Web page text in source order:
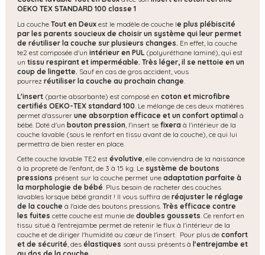
OEKO TEX STANDARD 100 classe 1
La couche Tout en Deux est le modèle de couche le plus plébiscité
par les parents soucieux de choisir un système qui leur permet
de réutiliser la couche sur plusieurs changes. En effet, la couche
te2 est composée d'un intérieur en PUL (polyuréthane laminé), qui est
un tissu respirant et imperméable. Très léger, il se nettoie en un
coup de lingette. Sauf en cas de gros accident, vous
pourrez réutiliser la couche au prochain change.
L'insert (partie absorbante) est composé en coton et microfibre
certifiés OEKO-TEX standard 100 . Le mélange de ces deux matières
permet d'assurer une absorption efficace et un confort optimal à
bébé. Doté d'un bouton pression , l'insert se fixera à l'intérieur de la
couche lavable (sous le renfort en tissu avant de la couche), ce qui lui
permettra de bien rester en place.
Cette couche lavable TE2 est évolutive, elle conviendra de la naissance
à la propreté de l'enfant, de 3 à 15 kg. Le système de boutons
pressions présent sur la couche permet une adaptation parfaite à
la morphologie de bébé. Plus besoin de racheter des couches
lavables lorsque bébé grandit ! Il vous suffira de réajuster le réglage
de la couche à l'aide des boutons pressions. Très efficace contre
les fuites cette couche est munie de doubles goussets. Ce renfort en
tissu situé à l'entrejambe permet de retenir le flux à l'intérieur de la
couche et de diriger l'humidité au cœur de l'insert. Pour plus de confort
et de sécurité, des élastiques sont aussi présents à l'entrejambe et